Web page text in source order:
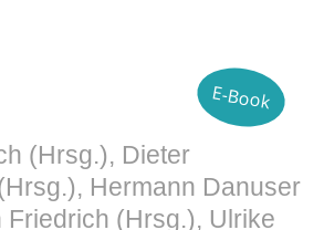
E-Book
(Hrsg.), Dieter
Hermann Danuser
Friedrich (Hrsg.), Ulrike